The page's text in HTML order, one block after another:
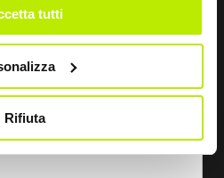
tutti
Rifiuta